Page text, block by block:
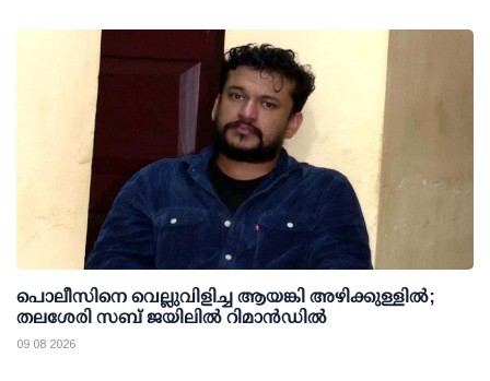
പൊലീസിനെ വെല്ലുവിളിച്ച ആയങ്കി അഴിക്കുള്ളില്‍;
തലശേരി സബ് ജയിലില്‍ റിമാന്‍ഡില്‍
09 08 2026